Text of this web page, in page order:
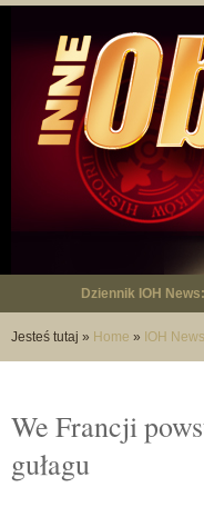
Dziennik IOH News:
Jesteś tutaj » Home » IOH News
We Francji
gułagu